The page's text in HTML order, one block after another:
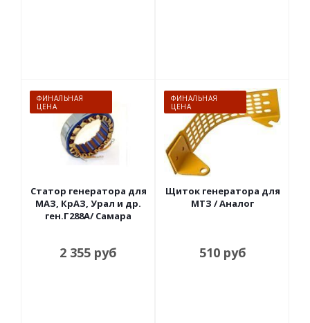
ФИНАЛЬНАЯ
ЦЕНА
Статор генератора для
МАЗ, КрАЗ, Урал и др.
ген.Г288А/ Самара
2 355 руб
ФИНАЛЬНАЯ
ЦЕНА
Щиток генератора для
МТЗ / Аналог
510руб